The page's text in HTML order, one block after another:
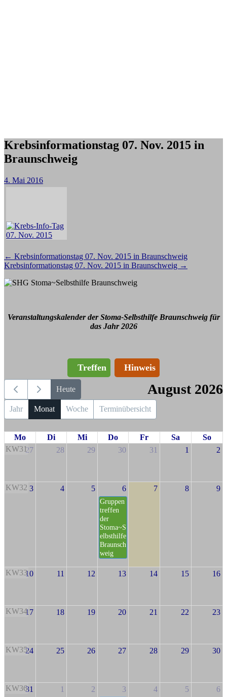
Krebsinformationstag 07. Nov. 2015 in
Braunschweig
4. Mai 2016
Beitragsnavigation
← Krebsinformationstag 07. Nov. 2015 in Braunschweig
Krebsinformationstag 07. Nov. 2015 in Braunschweig →
Veranstaltungskalender der Stoma-Selbsthilfe Braunschweig für
das Jahr 2026
Treffen Hinweis
Heute August 2026
Jahr Monat Woche Terminübersicht
Mo Di Mi Do Fr Sa
So
KW3127 28 29 30 31 1 2
KW32 3 4 5 6
Gruppen
treffen
der
Stoma~S
elbsthilfe
Braunsch
weig
7 8 9
KW3310 11 12 13 14 15 16
KW3417 18 19 20 21 22 23
KW3524 25 26 27 28 29 30
KW3631 1 2 3 4 5 6